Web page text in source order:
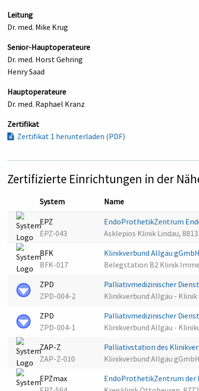
Leitung
Dr. med. Mike Krug
Senior-Hauptoperateure
Dr. med. Horst Gehring
Henry Saad
Hauptoperateure
Dr. med. Raphael Kranz
Zertifikat
Zertifikat 1 herunterladen (PDF)
Zertifizierte Einrichtungen in der
System Name
EPZ
EPZ-043
EndoProthetikZentrum
Asklepios Klinik Lindau,
BFK
BFK-017
Klinikverbund Allgäu
Belegstation B2 Klinik
ZPD
ZPD-004-2
Palliativmedizinischer
Klinikverbund Allgäu -
ZPD
ZPD-004-1
Palliativmedizinischer
Klinikverbund Allgäu -
ZAP-Z
ZAP-Z-010
Palliativstation des
Klinikverbund Allgäu
EPZmax
EndoProthetikZentrum der